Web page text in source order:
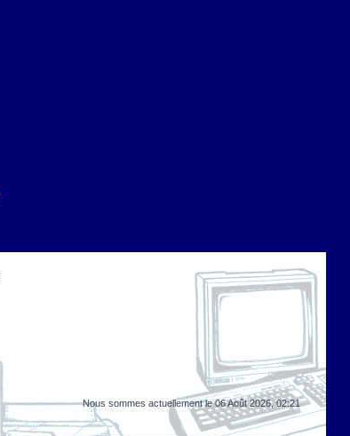
Nous sommes actuellement le 06 Août 2026, 02:21